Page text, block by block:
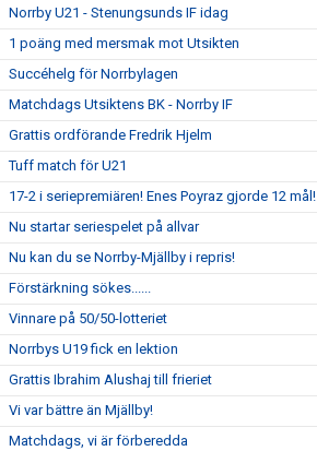
Norrby U21 - Stenungsunds IF idag
1 poäng med mersmak mot Utsikten
Succéhelg för Norrbylagen
Matchdags Utsiktens BK - Norrby IF
Grattis ordförande Fredrik Hjelm
Tuff match för U21
17-2 i seriepremiären! Enes Poyraz gjorde 12 mål!
Nu startar seriespelet på allvar
Nu kan du se Norrby-Mjällby i repris!
Förstärkning sökes......
Vinnare på 50/50-lotteriet
Norrbys U19 fick en lektion
Grattis Ibrahim Alushaj till frieriet
Vi var bättre än Mjällby!
Matchdags, vi är förberedda